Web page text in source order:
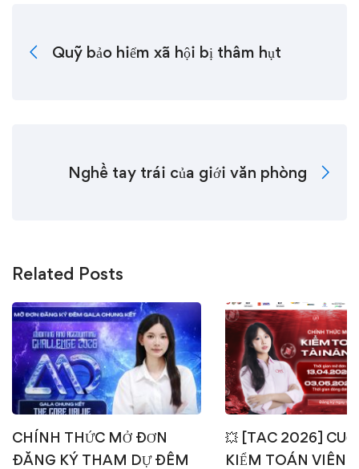
Quỹ bảo hiểm xã hội bị thâm hụt
Nghề tay trái của giới văn phòng
Related Posts
CHÍNH THỨC MỞ ĐƠN
ĐĂNG KÝ THAM DỰ ĐÊM
💥 [TAC 2026]
KIỂM TOÁN VIÊN